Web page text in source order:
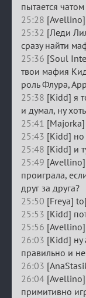
пытается
25:28
25:32 [Леди
сразу найти
25:36 [Soul
твои мафия
роль Флура,
25:38 [Kidd] я
и думал, ну
25:41 [Majorka]
25:43 [Kidd]
25:48 [Kidd] и
25:49 [Avellino]
проиграла,
друг за друга?
25:50 [Freya]
25:53 [Kidd]
25:56 [Avellino]
26:03 [Kidd] ну
правильно и
26:03
26:04 [Avellino]
примитивно